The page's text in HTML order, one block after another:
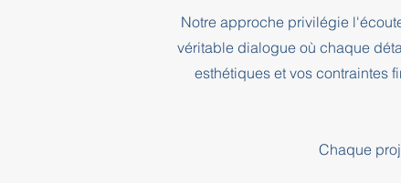
Notre approche privilégie
véritable dialogue où chaque
esthétiques et vos contraintes
Chaque